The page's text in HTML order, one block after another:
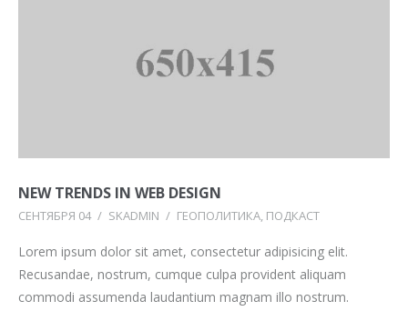
NEW TRENDS IN WEB DESIGN
СЕНТЯБРЯ 04 / SKADMIN / ГЕОПОЛИТИКА ПОДКАСТ
Lorem ipsum dolor sit amet, consectetur adipisicing elit.
Recusandae, nostrum, cumque culpa provident aliquam
commodi assumenda laudantium magnam illo nostrum.